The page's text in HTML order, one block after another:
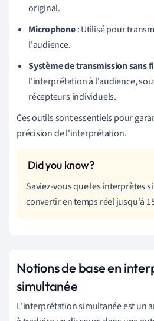
original.
Microphone: Utilisé pour
l'audience.
Système de transmission sans
l'interprétation à l'audience,
récepteurs individuels.
Ces outils sont essentiels pour
précision de l'interprétation.
Saviez-vous que les interprètes
convertir en temps réel jusqu'à
Notions de base en
simultanée
L'interprétation simultanée est un